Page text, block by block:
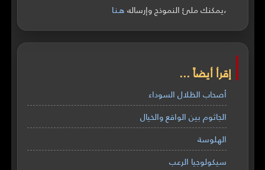
،يمكنك ملئ النموذج وإرسالههـنـا
إقرأ أيضاً ...
أصحاب الظلال السوداء
الجاثوم بين الواقع والخيال
الهلوسة
سيكولوجيا الرعب